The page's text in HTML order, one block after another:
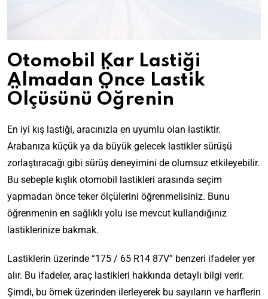
Otomobil Kar Lastiği
Almadan Önce Lastik
Ölçüsünü Öğrenin
En iyi kış lastiği, aracınızla en uyumlu olan lastiktir.
Arabanıza küçük ya da büyük gelecek lastikler sürüşü
zorlaştıracağı gibi sürüş deneyimini de olumsuz etkileyebilir.
Bu sebeple kışlık otomobil lastikleri arasında seçim
yapmadan önce teker ölçülerini öğrenmelisiniz. Bunu
öğrenmenin en sağlıklı yolu ise mevcut kullandığınız
lastiklerinize bakmak.
Lastiklerin üzerinde “175 / 65 R14 87V” benzeri ifadeler yer
alır. Bu ifadeler, araç lastikleri hakkında detaylı bilgi verir.
Şimdi, bu örnek üzerinden ilerleyerek bu sayıların ve harflerin